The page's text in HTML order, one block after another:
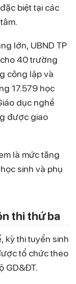
biệt tại các
lớn, UBND TP
40 trường
công lập và
17.579 học
dục nghề
được giao
là mức tăng
sinh và phụ
thi thứ ba
kỳ thi tuyển sinh
tổ chức theo
GD&ĐT.